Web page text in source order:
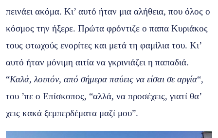
πεινάει ακόμα. Κι’ αυτό ήταν μια αλήθεια, που όλος ο
κόσμος την ήξερε. Πρώτα φρόντιζε ο παπα Κυριάκος
τους φτωχούς ενορίτες και μετά τη φαμίλια του. Κι’
αυτό ήταν μόνιμη αιτία να γκρινιάζει η παπαδιά.
“Καλά, λοιπόν, από σήμερα παύεις να είσαι σε αργία“,
του ’πε ο Επίσκοπος, “αλλά, να προσέχεις, γιατί θα’
χεις κακά ξεμπερδέματα μαζί μου”.